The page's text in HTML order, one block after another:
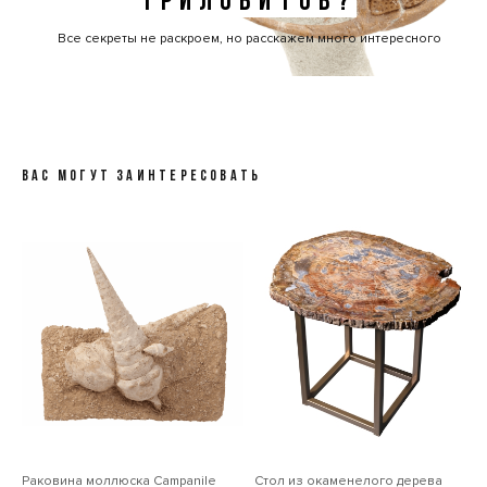
Все секреты не раскроем, но расскажем много интересного
ВАС МОГУТ ЗАИНТЕРЕСОВАТЬ
Раковина моллюска Сampanile Стол из окаменелого дерева